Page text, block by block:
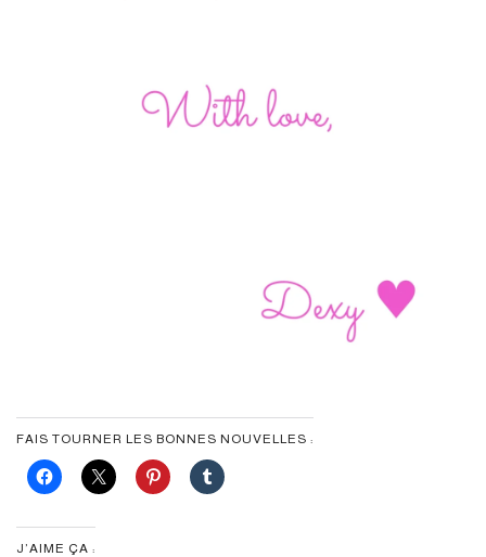
FAIS TOURNER LES BONNES NOUVELLES :
J’AIME ÇA :